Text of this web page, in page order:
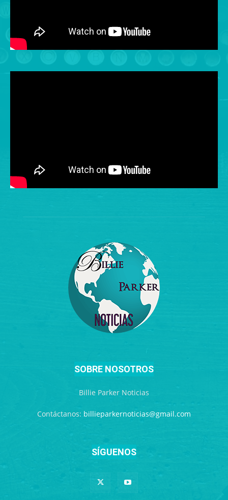
SOBRE NOSOTROS
Billie Parker Noticias
Contáctanos: billieparkernoticias@gmail.com
SÍGUENOS